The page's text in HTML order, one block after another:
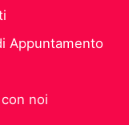
Appuntamento
noi